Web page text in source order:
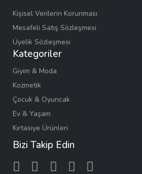
Kişisel Verilerin Korunması
Mesafeli Satış Sözleşmesi
Üyelik Sözleşmesi
Kategoriler
Giyim & Moda
Kozmetik
Çocuk & Oyuncak
Ev & Yaşam
Kırtasiye Ürünleri
Bizi Takip Edin